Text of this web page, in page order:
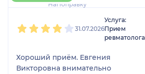
НаПоправку
31.07.2026
Услуга:
Прием
ревматолога
Хороший приём. Евгения
Викторовна внимательно